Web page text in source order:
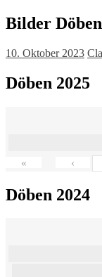
Bilder Döben
10. Oktober 2023
Döben 2025
« ‹
Döben 2024